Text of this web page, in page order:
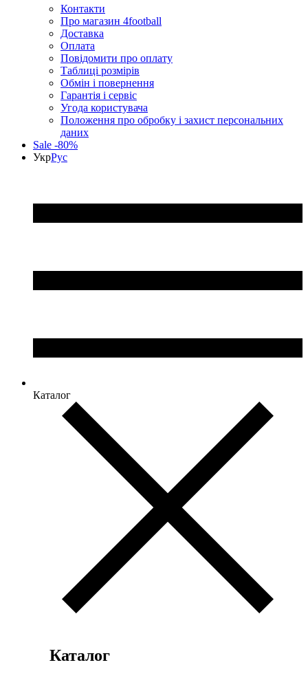
Контакти
Про магазин 4football
Доставка
Оплата
Повідомити про оплату
Таблиці розмірів
Обмін і повернення
Гарантія і сервіс
Угода користувача
Положення про обробку і захист персональних
даних
Sale -80%
УкрРус
Каталог
Каталог